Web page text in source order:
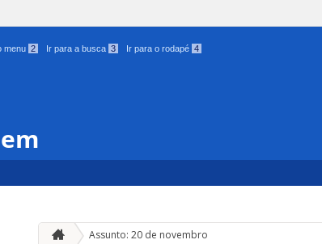
menu 2 Ir para a busca 3 Ir para o rodapé 4
Assunto: 20 de novembro